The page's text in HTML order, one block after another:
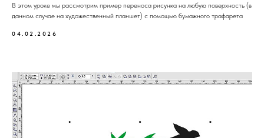
В этом уроке мы рассмотрим пример переноса рисунка на любую поверхность (в
данном случае на художественный планшет) с помощью бумажного трафарета
04.02.2026